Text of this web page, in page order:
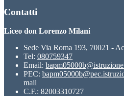
Contatti
Liceo don Lorenzo Milani
Sede Via Roma 193, 70021 -
Tel: 080759347
Email:
PEC:
mail
C.F.: 82003310727